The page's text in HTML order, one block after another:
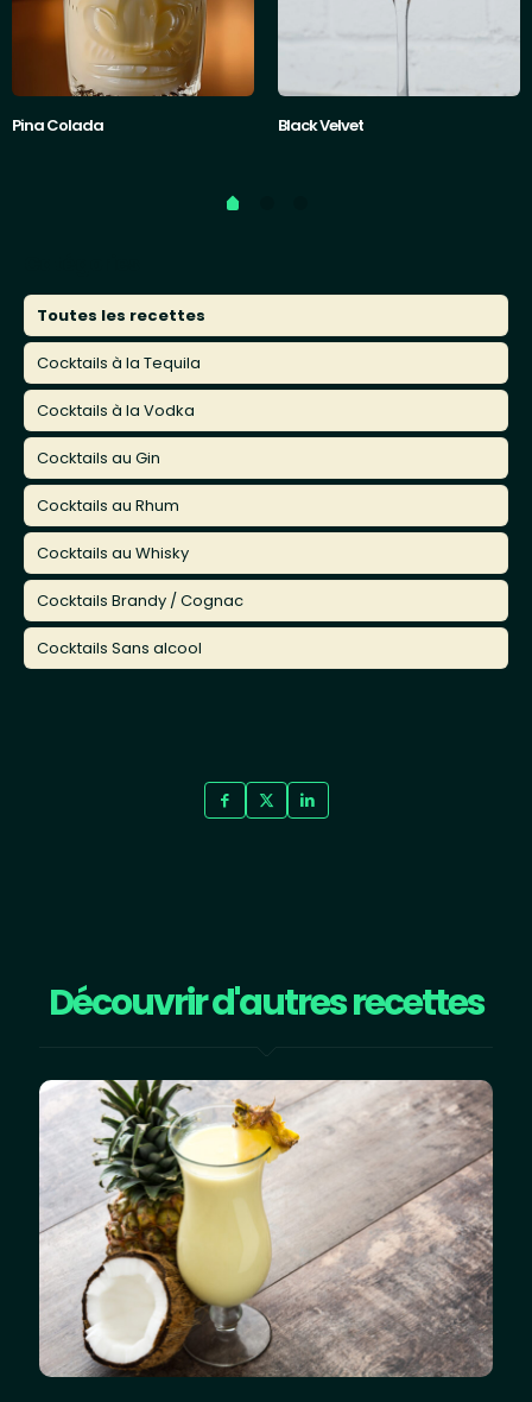
Pina Colada Black Velvet
Toutes les recettes
Cocktails à la Tequila
Cocktails à la Vodka
Cocktails au Gin
Cocktails au Rhum
Cocktails au Whisky
Cocktails Brandy / Cognac
Cocktails Sans alcool
Découvrir d'autres recettes